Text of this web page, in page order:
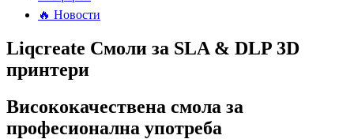
🔥 Новости
Liqcreate Смоли за SLA & DLP 3D
принтери
Висококачествена смола за
професионална употреба